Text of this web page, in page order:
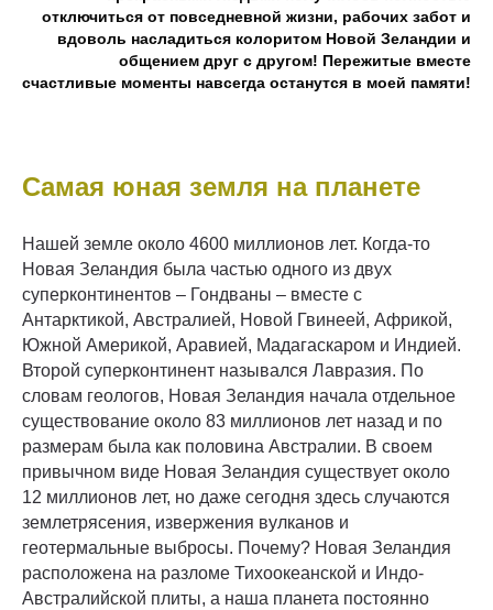
отключиться от повседневной жизни, рабочих забот и
вдоволь насладиться колоритом Новой Зеландии и
общением друг с другом! Пережитые вместе
счастливые моменты навсегда останутся в моей памяти!
Самая юная земля на планете
Нашей земле около 4600 миллионов лет. Когда-то
Новая Зеландия была частью одного из двух
суперконтинентов – Гондваны – вместе с
Антарктикой, Австралией, Новой Гвинеей, Африкой,
Южной Америкой, Аравией, Мадагаскаром и Индией.
Второй суперконтинент назывался Лавразия. По
словам геологов, Новая Зеландия начала отдельное
существование около 83 миллионов лет назад и по
размерам была как половина Австралии. В своем
привычном виде Новая Зеландия существует около
12 миллионов лет, но даже сегодня здесь случаются
землетрясения, извержения вулканов и
геотермальные выбросы. Почему? Новая Зеландия
расположена на разломе Тихоокеанской и Индо-
Австралийской плиты, а наша планета постоянно